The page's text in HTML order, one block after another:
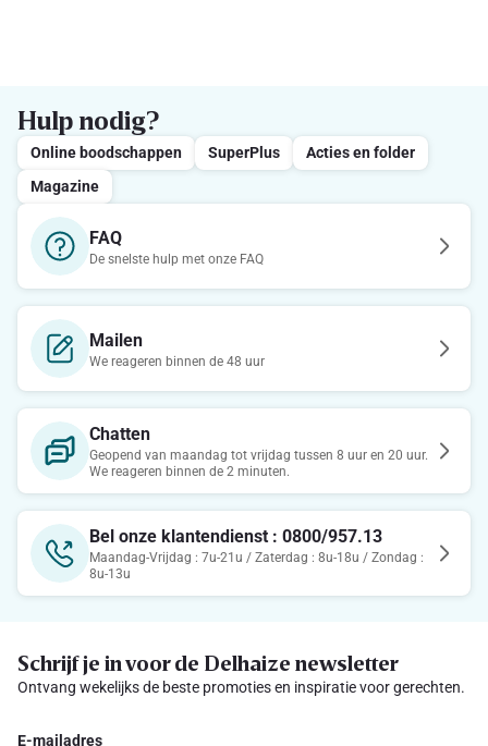
Hulp nodig?
Online boodschappen SuperPlus
Acties en folder
Magazine
FAQ
De snelste hulp met onze FAQ
Mailen
We reageren binnen de 48 uur
Chatten
Geopend van maandag tot vrijdag tussen 8 uur en 20 uur.
We reageren binnen de 2 minuten.
Bel onze klantendienst : 0800/957.13
Maandag-Vrijdag : 7u-21u / Zaterdag : 8u-18u / Zondag :
8u-13u
Schrijf je in voor de Delhaize newsletter
Ontvang wekelijks de beste promoties en inspiratie voor gerechten.
E-mailadres